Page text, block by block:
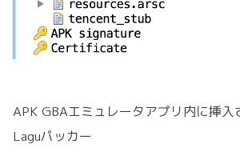
APK GBAエミュレータアプリ内に挿
Laguパッカー